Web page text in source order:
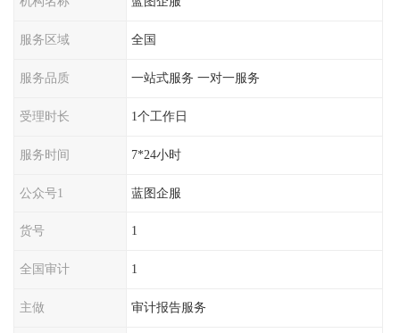
服务区域 全国
服务品质 一站式服务 一对一服务
受理时长 1个工作日
服务时间 7*24小时
公众号1 蓝图企服
货号 1
全国审计 1
主做 审计报告服务